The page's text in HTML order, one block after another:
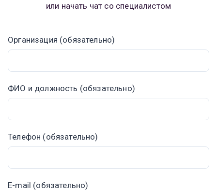
или начать чат со специалистом
Организация (обязательно)
ФИО и должность (обязательно)
Телефон (обязательно)
E-mail (обязательно)